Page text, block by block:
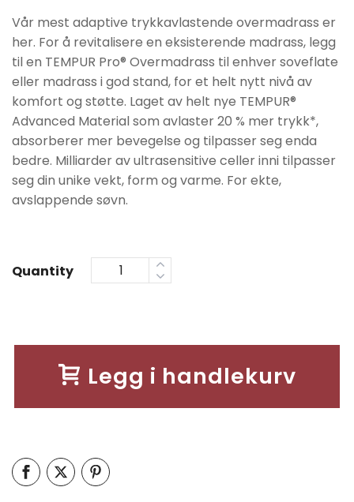
kr9990.kr7990.
Vår mest adaptive trykkavlastende overmadrass er
her. For å revitalisere en eksisterende madrass, legg
til en TEMPUR Pro® Overmadrass til enhver soveflate
eller madrass i god stand, for et helt nytt nivå av
komfort og støtte. Laget av helt nye TEMPUR®
Advanced Material som avlaster 20 % mer trykk*,
absorberer mer bevegelse og tilpasser seg enda
bedre. Milliarder av ultrasensitive celler inni tilpasser
seg din unike vekt, form og varme. For ekte,
avslappende søvn.
Quantity
Legg i handlekurv